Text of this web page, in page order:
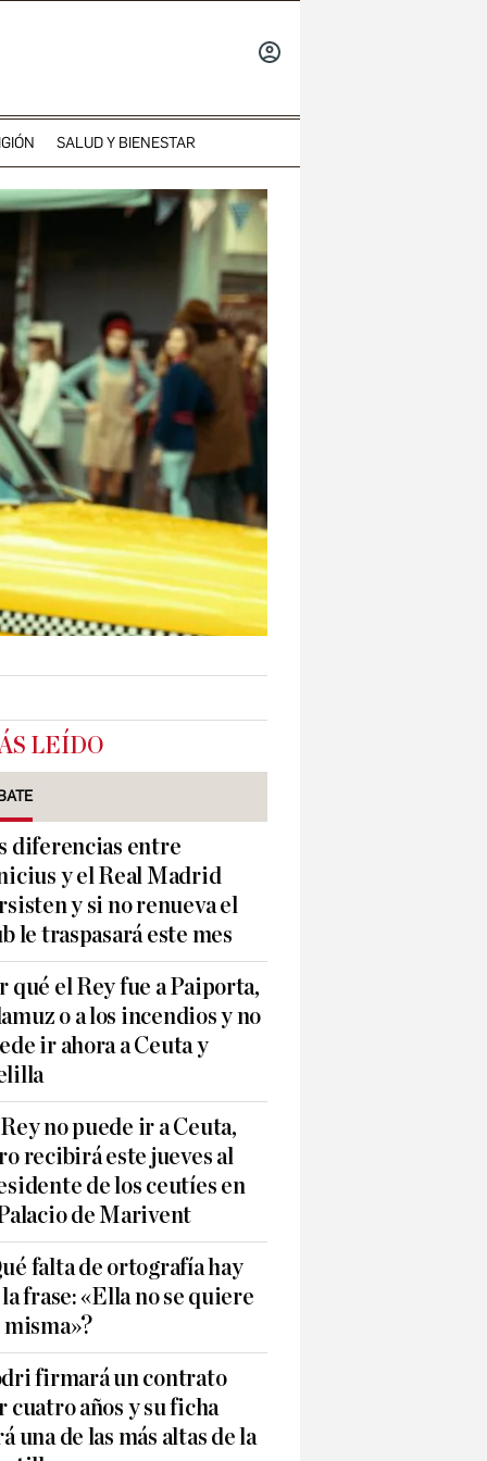
SALUD Y BIENESTAR
LEÍDO
diferencias entre
y el Real Madrid
y si no renueva el
le traspasará este mes
qué el Rey fue a Paiporta,
o a los incendios y no
ir ahora a Ceuta y
no puede ir a Ceuta,
recibirá este jueves al
de los ceutíes en
de Marivent
falta de ortografía hay
frase: «Ella no se quiere
misma»?
firmará un contrato
cuatro años y su ficha
una de las más altas de la